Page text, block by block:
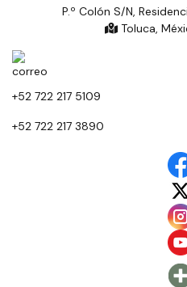
P.º Colón S/N,
Toluca,
+52 722 217 5109
+52 722 217 3890